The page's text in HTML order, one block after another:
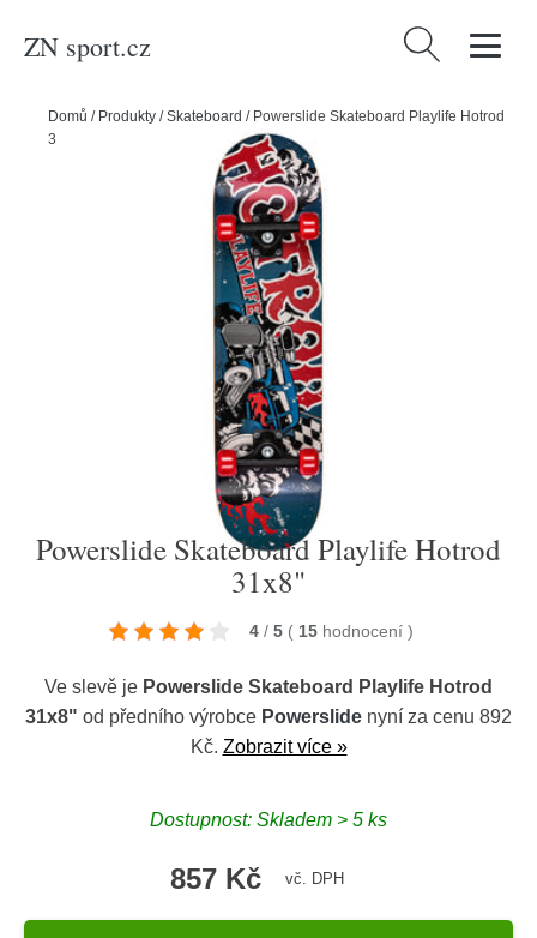
ZN sport.cz Vyhledávání
Domů / Produkty /Skateboard / Powerslide Skateboard Playlife Hotrod
31x8"
Powerslide Skateboard Playlife Hotrod
31x8"
4 / 5 ( 15 hodnocení )
Ve slevě je Powerslide Skateboard Playlife Hotrod
31x8" od předního výrobce Powerslide nyní za cenu 892
Kč. Zobrazit více »
Dostupnost: Skladem > 5 ks
857 Kč vč. DPH